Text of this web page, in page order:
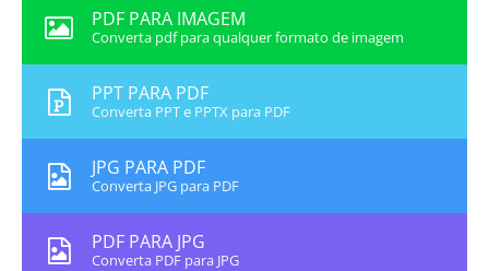
PDF PARA IMAGEM
Converta pdf para qualquer formato de imagem
PPT PARA PDF
Converta PPT e PPTX para PDF
JPG PARA PDF
Converta JPG para PDF
PDF PARA JPG
Converta PDF para JPG